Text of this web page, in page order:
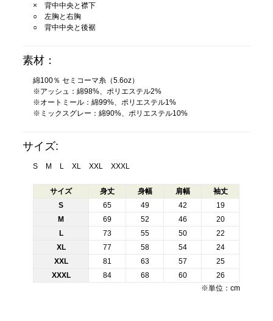
× 背中中央と襟下
○ 左胸と右胸
○ 背中中央と後裾
素材：
綿100％ セミコーマ糸（5.6oz）
※アッシュ：綿98%、ポリエステル2%
※オートミール：綿99%、ポリエステル1%
※ミックスグレー：綿90%、ポリエステル10%
サイズ:
S M L XL XXL XXXL
サイズ 身丈 身幅 肩幅
袖丈
S
65 49 42
19
M
69 52 46
20
L
73 55 50
22
XL
77 58 54
24
XXL
81 63 57
25
XXXL
84 68 60
26
※単位：cm